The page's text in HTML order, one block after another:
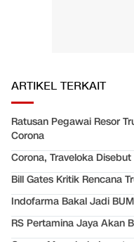
ARTIKEL TERKAIT
Ratusan Pegawai Resor
Corona
Corona, Traveloka
Bill Gates Kritik Rencana
Indofarma Bakal Jadi
RS Pertamina Jaya Akan